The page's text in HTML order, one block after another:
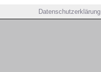
Datenschutzerklärung